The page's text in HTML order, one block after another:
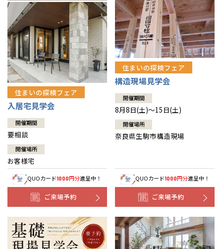
住まいの探検フェア
入居宅見学会
開催期間
要相談
開催場所
お客様宅
QUOカード1000円分進呈中！
ご来場予約
住まいの探検フェア
構造現場見学会
開催期間
8月8日(土)～15日(土)
開催場所
奈良県生駒市構造現場
QUOカード1000円分進呈中！
ご来場予約